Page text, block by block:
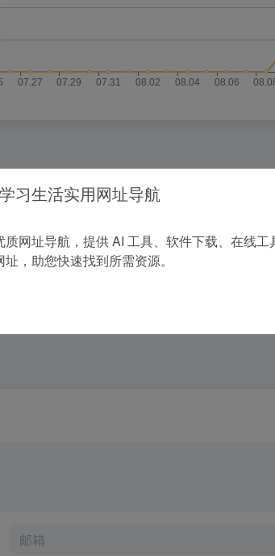
内容!
习生活实用网址导航
质网址导航，提供 AI 工具、软件下载、在线工
，助您快速找到所需资源。